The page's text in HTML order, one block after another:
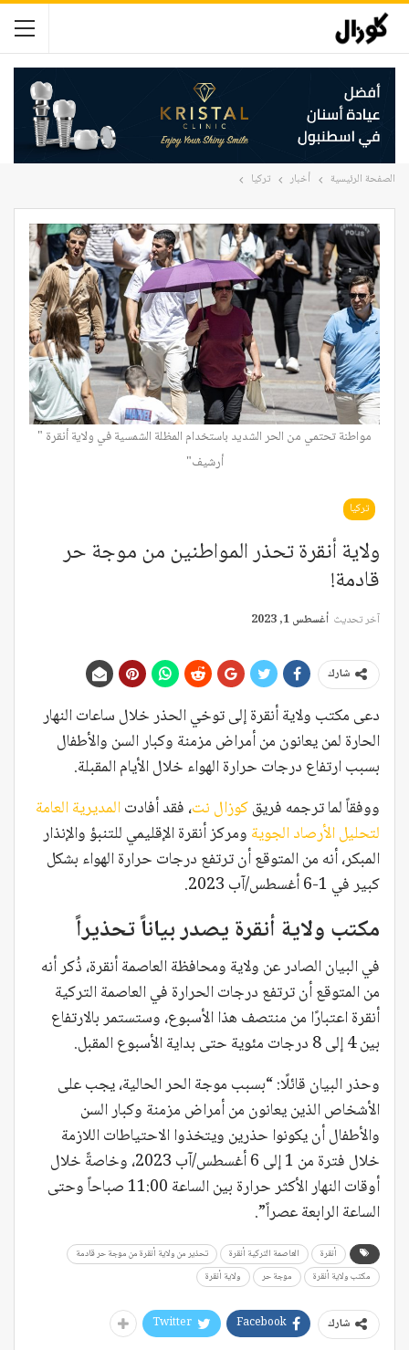
الصفحة الرئيسية أخبار تركيا
مواطنة تحتمي من الحر الشديد باستخدام المظلة الشمسية في ولاية أنقرة "
أرشيف"
تركيا
ولاية أنقرة تحذر المواطنين من موجة حر
قادمة!
آخر تحديث أغسطس 1, 2023
شارك
دعى مكتب ولاية أنقرة إلى توخي الحذر خلال ساعات النهار
الحارة لمن يعانون من أمراض مزمنة وكبار السن والأطفال
بسبب ارتفاع درجات حرارة الهواء خلال الأيام المقبلة.
ووفقاً لما ترجمه فريقكوزال نت، فقد أفادتالمديرية العامة
لتحليل الأرصاد الجوية ومركز أنقرة الإقليمي للتنبؤ والإنذار
المبكر، أنه من المتوقع أن ترتفع درجات حرارة الهواء بشكل
كبير في 1-6 أغسطس/آب 2023.
مكتب ولاية أنقرة يصدر بياناً تحذيراً
في البيان الصادر عن ولاية ومحافظة العاصمة أنقرة، ذُكر أنه
من المتوقع أن ترتفع درجات الحرارة في العاصمة التركية
أنقرة اعتبارًا من منتصف هذا الأسبوع، وستستمر بالارتفاع
بين 4 إلى 8 درجات مئوية حتى بداية الأسبوع المقبل.
وحذر البيان قائلًا: “بسبب موجة الحر الحالية، يجب على
الأشخاص الذين يعانون من أمراض مزمنة وكبار السن
والأطفال أن يكونوا حذرين ويتخذوا الاحتياطات اللازمة
خلال فترة من 1 إلى 6 أغسطس/آب 2023، وخاصةً خلال
أوقات النهار الأكثر حرارة بين الساعة 11:00 صباحاً وحتى
الساعة الرابعة عصراً”.
أنقرة العاصمة التركية أنقرة
تحذير من ولاية أنقرة من موجة حر قادمة
مكتب ولاية أنقرة
موجة حر ولاية أنقرة
شارك Facebook
Twitter